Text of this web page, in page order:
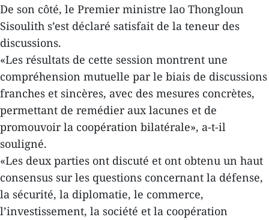
De son côté, le Premier ministre lao Thongloun
Sisoulith s’est déclaré satisfait de la teneur des
discussions.
«Les résultats de cette session montrent une
compréhension mutuelle par le biais de discussions
franches et sincères, avec des mesures concrètes,
permettant de remédier aux lacunes et de
promouvoir la coopération bilatérale», a-t-il
souligné.
«Les deux parties ont discuté et ont obtenu un haut
consensus sur les questions concernant la défense,
la sécurité, la diplomatie, le commerce,
l’investissement, la société et la coopération